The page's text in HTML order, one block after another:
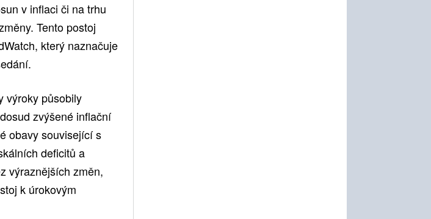
v inflaci či na trhu
Tento postoj
který naznačuje
výroky působily
zvýšené inflační
obavy související s
deficitů a
výraznějších změn,
k úrokovým